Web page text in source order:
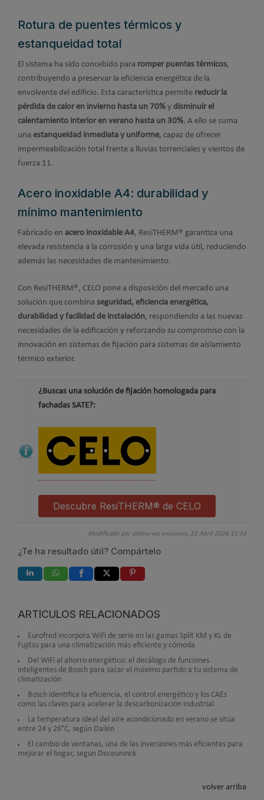
Rotura de puentes térmicos y
estanqueidad total
El sistema ha sido concebido para romper puentes térmicos,
contribuyendo a preservar la eficiencia energética de la
envolvente del edificio. Esta característica permite reducir la
pérdida de calor en invierno hasta un 70% y disminuir el
calentamiento interior en verano hasta un 30%. A ello se suma
una estanqueidad inmediata y uniforme, capaz de ofrecer
impermeabilización total frente a lluvias torrenciales y vientos de
fuerza 11.
Acero inoxidable A4: durabilidad y
mínimo mantenimiento
Fabricado en acero inoxidable A4, ResiTHERM® garantiza una
elevada resistencia a la corrosión y una larga vida útil, reduciendo
además las necesidades de mantenimiento.
Con ResiTHERM®, CELO pone a disposición del mercado una
solución que combina seguridad, eficiencia energética,
durabilidad y facilidad de instalación, respondiendo a las nuevas
necesidades de la edificación y reforzando su compromiso con la
innovación en sistemas de fijación para sistemas de aislamiento
térmico exterior.
¿Buscas una solución de fijación homologada para
fachadas SATE?:
Descubre ResiTHERM® de CELO
Modificado por última vez enJueves, 23 Abril 2026 11:33
¿Te ha resultado útil? Compártelo
ARTÍCULOS RELACIONADOS
Eurofred incorpora WiFi de serie en las gamas Split KM y KL de
Fujitsu para una climatización más eficiente y cómoda
Del WiFi al ahorro energético: el decálogo de funciones
inteligentes de Bosch para sacar el máximo partido a tu sistema de
climatización
Bosch identifica la eficiencia, el control energético y los CAEs
como las claves para acelerar la descarbonización industrial
La temperatura ideal del aire acondicionado en verano se sitúa
entre 24 y 26°C, según Daikin
El cambio de ventanas, una de las inversiones más eficientes para
mejorar el hogar, según Deceuninck
volver arriba